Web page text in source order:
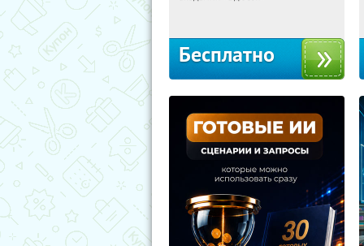
Бесплатно